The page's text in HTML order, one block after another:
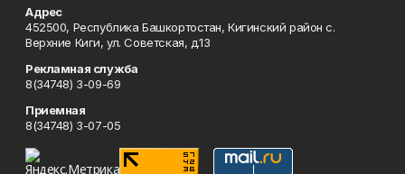
Адрес
452500, Республика Башкортостан, Кигинский район с.
Верхние Киги, ул. Советская, д.13
Рекламная служба
8(34748) 3-09-69
Приемная
8(34748) 3-07-05